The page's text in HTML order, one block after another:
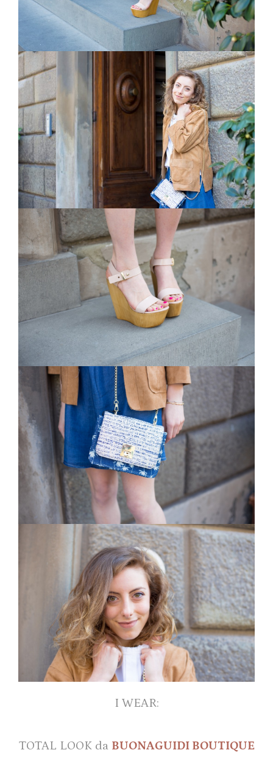
I WEAR:
TOTAL LOOK da BUONAGUIDI BOUTIQUE